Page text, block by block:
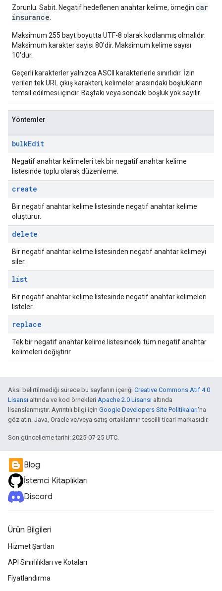
Zorunlu. Sabit. Negatif hedeflenen anahtar kelime, örneğin car
insurance
Maksimum 255 bayt boyutta UTF-8 olarak kodlanmış olmalıdır.
Maksimum karakter sayısı 80'dir. Maksimum kelime sayısı
10'dur.
Geçerli karakterler yalnızca ASCII karakterlerle sınırlıdır. İzin
verilen tek URL çıkış karakteri, kelimeler arasındaki boşlukların
temsil edilmesi içindir. Baştaki veya sondaki boşluk yok sayılır.
Yöntemler
bulkEdit
Negatif anahtar kelimeleri tek bir negatif anahtar kelime
listesinde toplu olarak düzenleme.
create
Bir negatif anahtar kelime listesinde negatif anahtar kelime
oluşturur.
delete
Bir negatif anahtar kelime listesinden negatif anahtar kelimeyi
siler.
list
Bir negatif anahtar kelime listesinde negatif anahtar kelimeleri
listeler.
replace
Tek bir negatif anahtar kelime listesindeki tüm negatif anahtar
kelimeleri değiştirir.
Aksi belirtilmediği sürece bu sayfanın içeriği Creative Commons Atıf 4.0
Lisansı altında ve kod örnekleri Apache 2.0 Lisansı altında
lisanslanmıştır. Ayrıntılı bilgi için Google Developers Site Politikaları'na
göz atın. Java, Oracle ve/veya satış ortaklarının tescilli ticari markasıdır.
Son güncelleme tarihi: 2025-07-25 UTC.
Blog
İstemci Kitaplıkları
Discord
Ürün Bilgileri
Hizmet Şartları
API Sınırlılıkları ve Kotaları
Fiyatlandırma